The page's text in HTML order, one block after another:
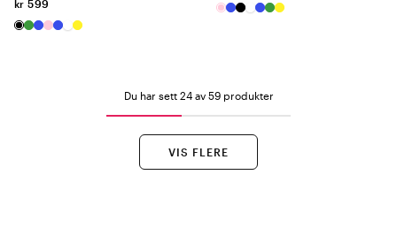
kr 599
Du har sett 24 av 59 produkter
VIS FLERE